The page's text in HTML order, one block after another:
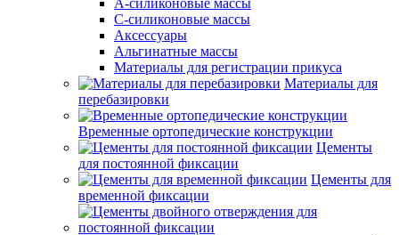
А-силиконовые массы
С-силиконовые массы
Аксессуары
Альгинатные массы
Материалы для регистрации прикуса
Материалы для
перебазировки
Временные ортопедические конструкции
Цементы
для постоянной фиксации
Цементы для
временной фиксации